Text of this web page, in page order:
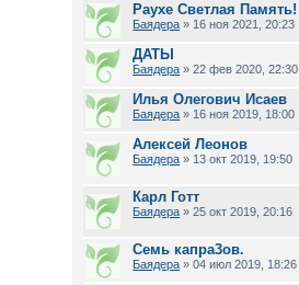
Раухе Светлая Память!
Баядера » 16 ноя 2021, 20:23
ДАТЫ
Баядера » 22 фев 2020, 22:30
Илья Олегович Исаев
Баядера » 16 ноя 2019, 18:00
Алексей Леонов
Баядера » 13 окт 2019, 19:50
Карл Готт
Баядера » 25 окт 2019, 20:16
Семь капра3ов.
Баядера » 04 июл 2019, 18:26